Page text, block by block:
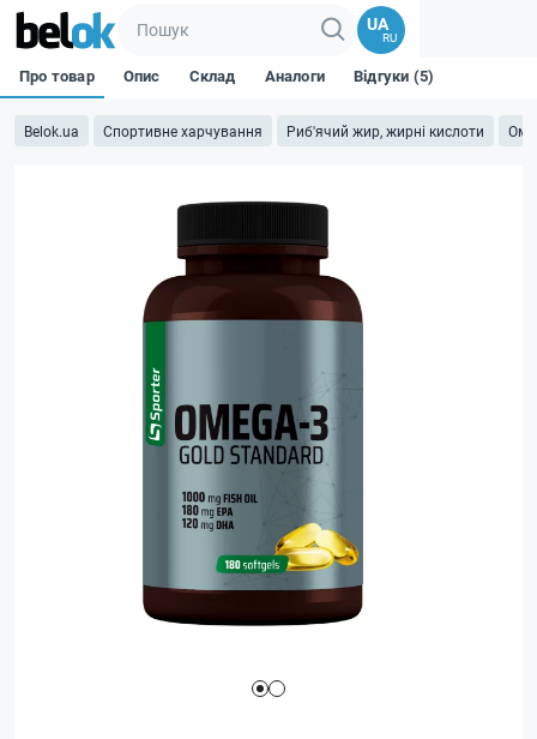
UA
RU
Belok.ua Спортивне харчування Риб'ячий жир, жирні кислоти
Про товар Опис Склад Аналоги Відгуки (5)